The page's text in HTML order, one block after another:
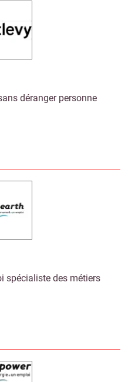
déranger personne
spécialiste des métiers